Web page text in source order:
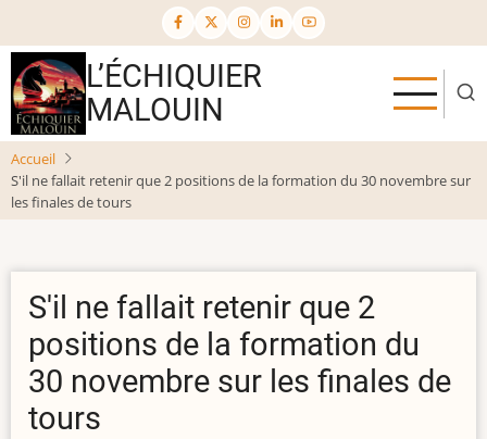
au
contenu
principal
L’ÉCHIQUIER
MALOUIN
Accueil
S'il ne fallait retenir que 2 positions de la formation du 30 novembre sur
les finales de tours
S'il ne fallait retenir que 2
positions de la formation du
30 novembre sur les finales de
tours